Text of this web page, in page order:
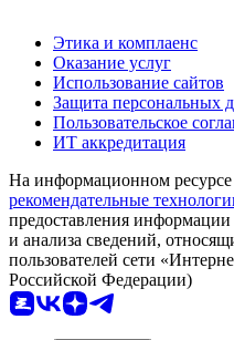
Этика и комплаенс
Оказание услуг
Использование сайтов
Защита персональных
Пользовательское
ИТ аккредитация
На информационном ресурсе
рекомендательные
предоставления информации
и анализа сведений,
пользователей сети
Российской Федерации)